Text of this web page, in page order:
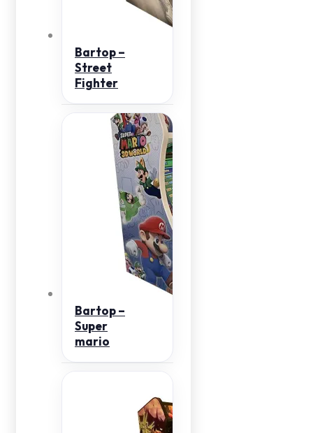
Bartop –
Street
Fighter
Bartop –
Super
mario